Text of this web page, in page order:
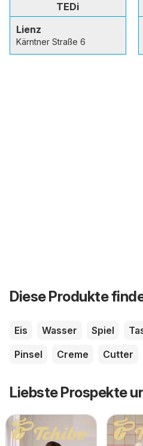
TEDi
Lienz
Kärntner Straße 6
Diese Produkte
Eis Wasser Spiel
Pinsel
Creme Cutter
Liebste Prospekte